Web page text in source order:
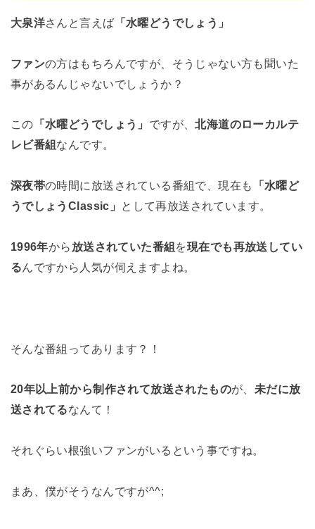
大泉洋さんと言えば 「水曜どうでしょう」
ファンの方はもちろんですが、そうじゃない方も聞いた
事があるんじゃないでしょうか？
この 「水曜どうでしょう」 ですが、北海道のローカルテ
レビ番組 なんです。
深夜帯の時間に放送されている番組で、現在も
「水曜ど
うでしょうClassic」
として再放送されています。
1996年から 放送されていた番組を現在でも再放送してい
るんですから人気が伺えますよね。
そんな番組ってあります？！
20年以上前から制作されて放送されたものが、 未だに放
送されてるなんて！
それぐらい根強いファンがいるという事ですね。
まあ、僕がそうなんですが^^;